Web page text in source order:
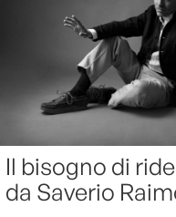
Il bisogno di
da Saverio